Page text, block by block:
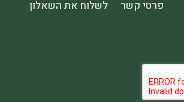
פרטי קשר לשלוח את השאלון